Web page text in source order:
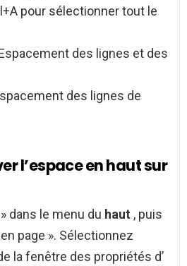
pour sélectionner tout le
des lignes et des
des lignes de
l’espace en haut sur
dans le menu du haut , puis
page ». Sélectionnez
la fenêtre des propriétés d’